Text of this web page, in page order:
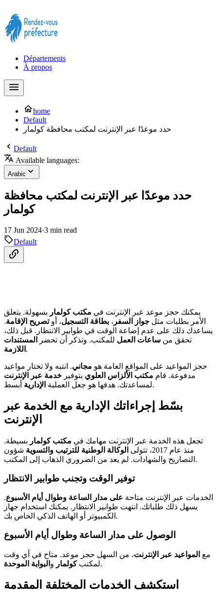
Départements
À propos
home
Default
حدد موعدًا عبر الإنترنت لمكتب محافظة كولمار
Default
Available languages:
Arabic
حدد موعدًا عبر الإنترنت لمكتب محافظة
كولمار
17 Jun 2024·3 min read
Default
يمكنك حجز موعد عبر الإنترنت في مكتب كولمار بسهولة. يتعلق
الأمر بطلبات مثل جواز السفر ، بطاقة التسجيل، أوتصريح الإقامة.
يساعدك ذلك على عدم إضاعة الوقت في طوابير الانتظار. قبل ذلك،
تحقق من ساعات العمل للمكتب. وتذكر أن تحضر
المستندات
اللازمة .
حجز المواعيد على المواقع العامة هو مجاني. انتبه ولا تختار مواعيد
مدفوعة. قام مكتب الألزاس العلوي بتوفير خدمة عبر الإنترنت
لمساعدتك. هدفها هو جعل العملية الإدارية أبسط.
بسّط إجراءاتك الإدارية مع الخدمة عبر
الإنترنت
تجعل هذه الخدمة عبر الإنترنت مهامك في مكتب كولمار بسيطة.
منذ عام 2017، تتولى
الوكالة الوطنية للترتيب والتسوية شؤون
التصاريح والشهادات. لم يعد من الضروري الذهاب إلى المكتب.
توفير الوقت وتجنب طوابير الانتظار
الخدمات عبر الإنترنت متاحة على مدار الساعة وطوال أيام الأسبوع.
يسهل ذلك طلباتك. انتهت طوابير الانتظار. يمكنك استخدام جهاز
الكمبيوتر أو الهاتف الذكي الخاص بك.
الوصول على مدار الساعة وطوال أيام الأسبوع
مع المواعيد عبر الإنترنت، من السهل حجز موعد. متاح في أي وقت
لمكتبكولمار و البوابة الموحدة .
استكشف الخدمات المختلفة المقدمة